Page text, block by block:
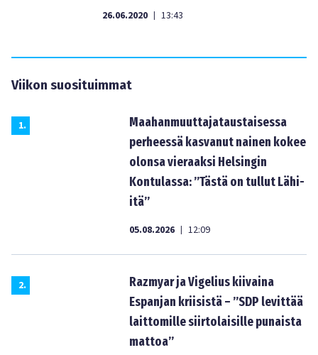
26.06.2020 | 13:43
Viikon suosituimmat
1.
Maahanmuuttajataustaisessa
perheessä kasvanut nainen kokee
olonsa vieraaksi Helsingin
Kontulassa: ”Tästä on tullut Lähi-
itä”
05.08.2026 | 12:09
2.
Razmyar ja Vigelius kiivaina
Espanjan kriisistä – ”SDP levittää
laittomille siirtolaisille punaista
mattoa”